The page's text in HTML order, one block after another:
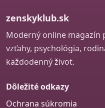
zenskyklub.sk
Moderný online magazín
vzťahy, psychológia,
každodenný život.
Dôležité odkazy
Ochrana súkromia